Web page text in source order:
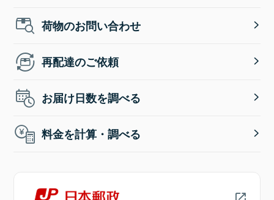
荷物のお問い合わせ
再配達のご依頼
お届け日数を調べる
料金を計算・調べる